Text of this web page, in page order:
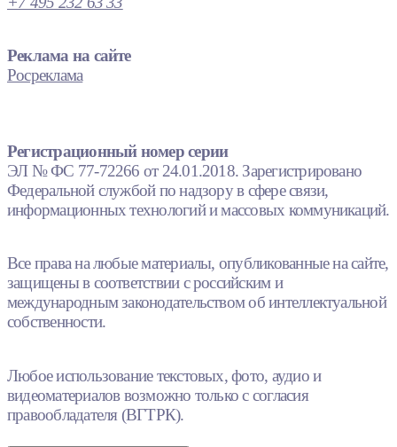
Реклама на сайте
Росреклама
Регистрационный номер серии
ЭЛ № ФС 77-72266 от 24.01.2018. Зарегистрировано
Федеральной службой по надзору в сфере связи,
информационных технологий и массовых коммуникаций.
Все права на любые материалы, опубликованные на сайте,
защищены в соответствии с российским и
международным законодательством об интеллектуальной
собственности.
Любое использование текстовых, фото, аудио и
видеоматериалов возможно только с согласия
правообладателя (ВГТРК).